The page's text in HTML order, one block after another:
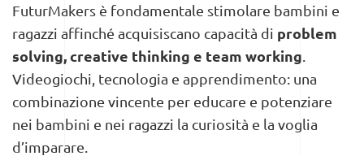
FuturMakers è fondamentale stimolare bambini e
ragazzi affinché acquisiscano capacità di problem
solving, creative thinking e team working
Videogiochi, tecnologia e apprendimento: una
combinazione vincente per educare e potenziare
nei bambini e nei ragazzi la curiosità e la voglia
d’imparare.